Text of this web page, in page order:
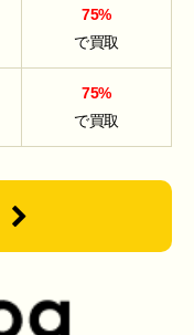
75%
で買取
75%
で買取